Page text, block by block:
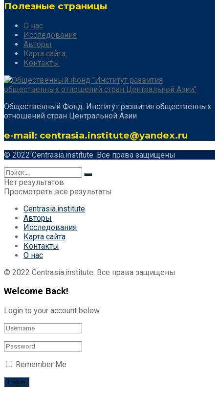
Полезные страницы
О нас
Исследования
Авторы
Карта сайта
Контакты
Общественный Фонд. Институт развития общественных
отношений стран Центральной Азии
e-mail: centrasia.institute@yandex.ru
© 2022 Centrasia.institute. Все права защищены
Нет результатов
Просмотреть все результаты
Centrasia.institute
Авторы
Исследования
Карта сайта
Контакты
О нас
© 2022 Centrasia.institute. Все права защищены
Welcome Back!
Login to your account below
Remember Me